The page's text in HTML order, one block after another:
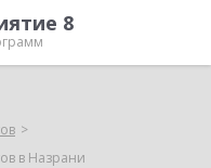
8
в Назрани